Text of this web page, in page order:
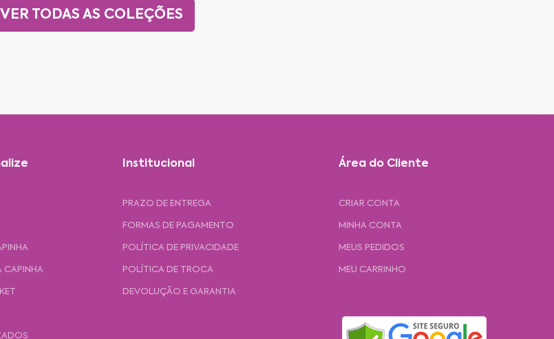
VER TODAS AS COLEÇÕES
CAPINHA
Institucional
PRAZO DE ENTREGA
FORMAS DE PAGAMENTO
POLÍTICA DE PRIVACIDADE
POLÍTICA DE TROCA
DEVOLUÇÃO E GARANTIA
Área do Cliente
CRIAR CONTA
MINHA CONTA
MEUS PEDIDOS
MEU CARRINHO